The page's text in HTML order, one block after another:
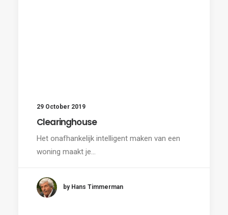
29 October 2019
Clearinghouse
Het onafhankelijk intelligent maken van een
woning maakt je…
by Hans Timmerman